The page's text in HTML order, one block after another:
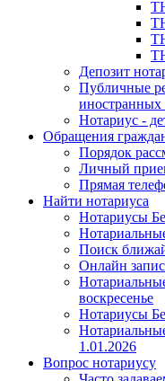
Депозит
Публичные
иностранных
Нотариус -
Обращения
Порядок
Личный
Прямая
Найти нотариуса
Нотариусы
Поиск
Онлайн
воскресенье
Нотариусы
1.01.2026
Вопрос нотариусу